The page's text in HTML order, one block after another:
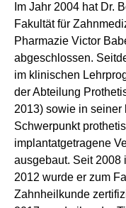
Im Jahr 2004 hat Dr.
Fakultät für
Pharmazie Victor
abgeschlossen.
im klinischen
der Abteilung
2013) sowie in
Schwerpunkt
implantatgetragene
ausgebaut. Seit 2008
2012 wurde er zum
Zahnheilkunde